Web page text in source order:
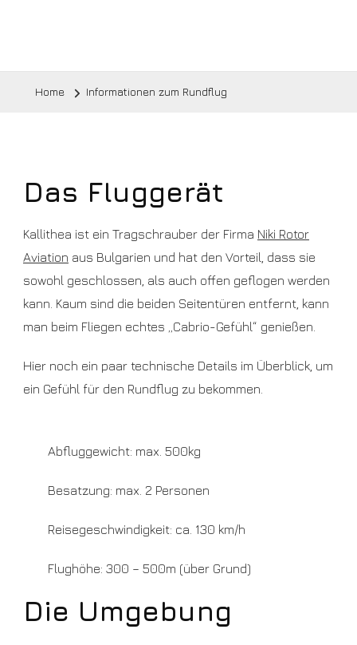
Home Informationen zum Rundflug
Das Fluggerät
Kallithea ist ein Tragschrauber der Firma Niki Rotor
Aviation aus Bulgarien und hat den Vorteil, dass sie
sowohl geschlossen, als auch offen geflogen werden
kann. Kaum sind die beiden Seitentüren entfernt, kann
man beim Fliegen echtes „Cabrio-Gefühl“ genießen.
Hier noch ein paar technische Details im Überblick, um
ein Gefühl für den Rundflug zu bekommen.
Abfluggewicht: max. 500kg
Besatzung: max. 2 Personen
Reisegeschwindigkeit: ca. 130 km/h
Flughöhe: 300 – 500m (über Grund)
Die Umgebung